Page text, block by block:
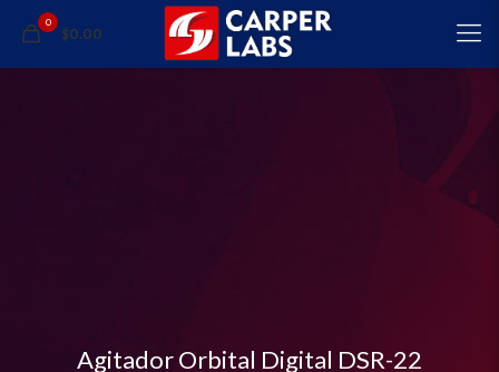
0
$0.00
Agitador Orbital Digital DSR-22